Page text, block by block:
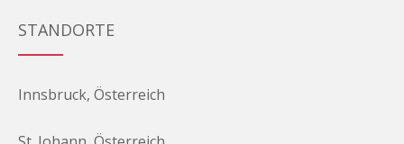
STANDORTE
Innsbruck, Österreich